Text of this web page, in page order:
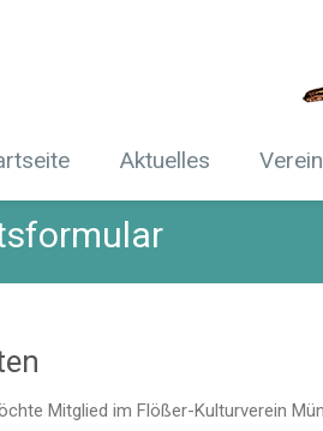
Aktuelles Verein
Mitglied im Flößer-Kulturverein